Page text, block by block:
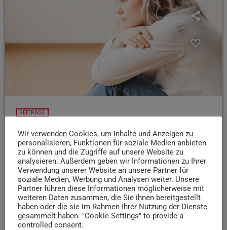
BEITRÄGE
Projekt „Frau WiN“ unterstützt wohnungslose
Frauen zurück in ein selbst bestimmtes Leben
Das Projekt „Frau WiN“ unterstützt Frauen dabei, wieder
festen Wohnraum zu finden und begleitet sie intensiv auf
ihrem Weg zurück in ein selbst bestimmtes Leben. Regina
Bergmann vom Sozialdienst Katholischer Frauen Trier
erzählt uns im Interview mehr darüber.
today 5. MAI 2026 41 7 2
Wir verwenden Cookies, um Inhalte und Anzeigen zu
personalisieren, Funktionen für soziale Medien anbieten
zu können und die Zugriffe auf unsere Website zu
analysieren. Außerdem geben wir Informationen zu Ihrer
Verwendung unserer Website an unsere Partner für
soziale Medien, Werbung und Analysen weiter. Unsere
Partner führen diese Informationen möglicherweise mit
weiteren Daten zusammen, die Sie ihnen bereitgestellt
haben oder die sie im Rahmen Ihrer Nutzung der Dienste
gesammelt haben. "Cookie Settings" to provide a
controlled consent.